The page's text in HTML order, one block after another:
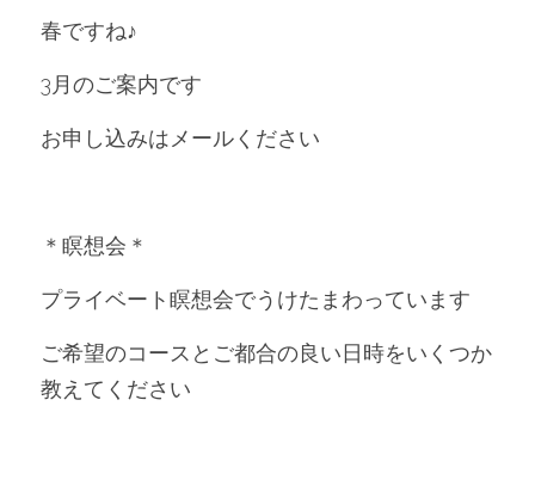
春ですね♪
3月のご案内です
お申し込みはメールください
＊瞑想会＊
プライベート瞑想会でうけたまわっています
ご希望のコースとご都合の良い日時をいくつか
教えてください